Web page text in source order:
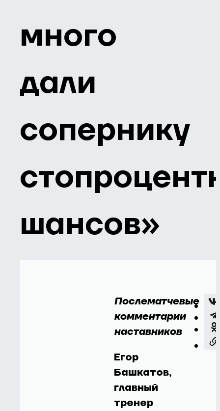
много
дали
сопернику
шансов»
Послематчевые
комментарии
наставников
Егор
Башкатов,
главный
тренер